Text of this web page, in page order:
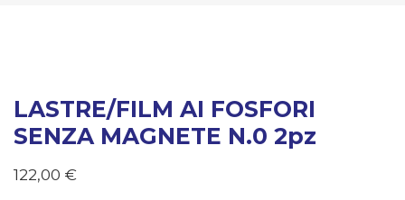
LASTRE/FILM AI FOSFORI
SENZA MAGNETE N.0 2pz
122,00 €